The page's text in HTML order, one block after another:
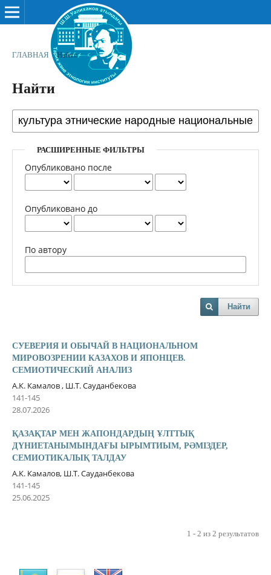
ГЛАВНАЯ / Найти
Найти
РАСШИРЕННЫЕ ФИЛЬТРЫ
Опубликовано после
Опубликовано до
По автору
Найти
СУЕВЕРИЯ И ОБЫЧАЙ В НАЦИОНАЛЬНОМ
МИРОВОЗРЕНИИ КАЗАХОВ И ЯПОНЦЕВ.
СЕМИОТИЧЕСКИЙ АНАЛИЗ
А.К. Камалов , Ш.Т. Сауданбекова
141-145
28.07.2026
ҚАЗАҚТАР МЕН ЖАПОНДАРДЫҢ ҰЛТТЫҚ
ДҮНИЕТАНЫМЫНДАҒЫ ЫРЫМТИЫМ, РƏМІЗДЕР,
СЕМИОТИКАЛЫҚ ТАЛДАУ
А.К. Камалов, Ш.Т. Сауданбекова
141-145
25.06.2025
1 - 2 из 2 результатов